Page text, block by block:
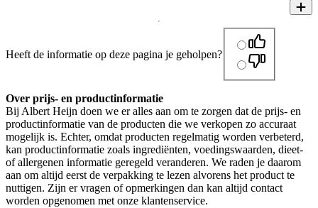
Heeft de informatie op deze pagina je geholpen?
Over prijs- en productinformatie
Bij Albert Heijn doen we er alles aan om te zorgen dat de prijs- en
productinformatie van de producten die we verkopen zo accuraat
mogelijk is. Echter, omdat producten regelmatig worden verbeterd,
kan productinformatie zoals ingrediënten, voedingswaarden, dieet-
of allergenen informatie geregeld veranderen. We raden je daarom
aan om altijd eerst de verpakking te lezen alvorens het product te
nuttigen. Zijn er vragen of opmerkingen dan kan altijd contact
worden opgenomen met onze klantenservice.